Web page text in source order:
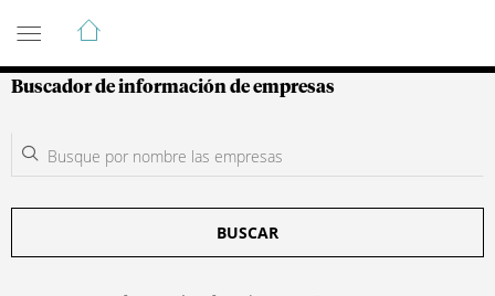
Guía de Empresas Colombianas
Buscador de información de empresas
BUSCAR